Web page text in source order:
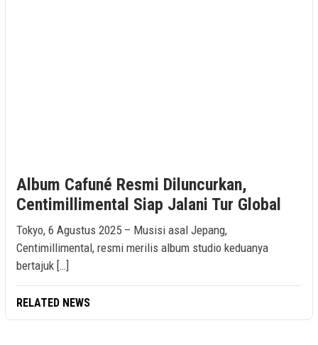
Album Cafuné Resmi Diluncurkan,
Centimillimental Siap Jalani Tur Global
Tokyo, 6 Agustus 2025 – Musisi asal Jepang,
Centimillimental, resmi merilis album studio keduanya
bertajuk […]
RELATED NEWS